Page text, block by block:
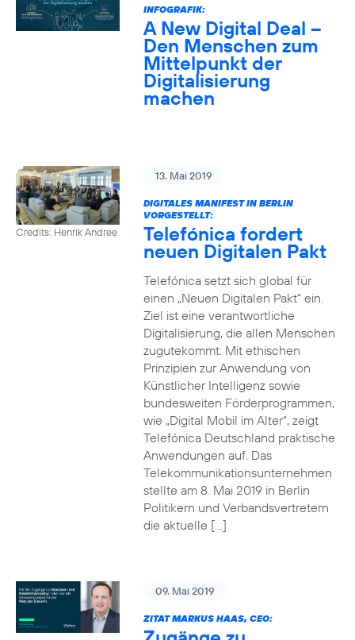
INFOGRAFIK:
A New Digital Deal –
Den Menschen zum
Mittelpunkt der
Digitalisierung
machen
Credits: Henrik Andree
13. Mai 2019
DIGITALES MANIFEST IN BERLIN
VORGESTELLT:
Telefónica fordert
neuen Digitalen Pakt
Telefónica setzt sich global für
einen „Neuen Digitalen Pakt“ ein.
Ziel ist eine verantwortliche
Digitalisierung, die allen Menschen
zugutekommt. Mit ethischen
Prinzipien zur Anwendung von
Künstlicher Intelligenz sowie
bundesweiten Förderprogrammen,
wie „Digital Mobil im Alter“, zeigt
Telefónica Deutschland praktische
Anwendungen auf. Das
Telekommunikationsunternehmen
stellte am 8. Mai 2019 in Berlin
Politikern und Verbandsvertretern
die aktuelle […]
09. Mai 2019
ZITAT MARKUS HAAS, CEO: